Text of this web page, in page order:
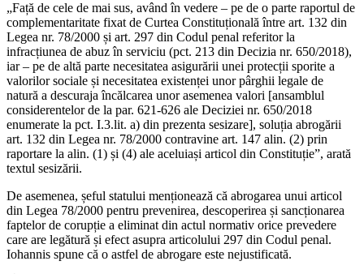
„Față de cele de mai sus, având în vedere – pe de o parte raportul de
complementaritate fixat de Curtea Constituțională între art. 132 din
Legea nr. 78/2000 și art. 297 din Codul penal referitor la
infracțiunea de abuz în serviciu (pct. 213 din Decizia nr. 650/2018),
iar – pe de altă parte necesitatea asigurării unei protecții sporite a
valorilor sociale și necesitatea existenței unor pârghii legale de
natură a descuraja încălcarea unor asemenea valori [ansamblul
considerentelor de la par. 621-626 ale Deciziei nr. 650/2018
enumerate la pct. I.3.lit. a) din prezenta sesizare], soluția abrogării
art. 132 din Legea nr. 78/2000 contravine art. 147 alin. (2) prin
raportare la alin. (1) și (4) ale aceluiași articol din Constituție”, arată
textul sesizării.
De asemenea, șeful statului menționează că abrogarea unui articol
din Legea 78/2000 pentru prevenirea, descoperirea și sancționarea
faptelor de corupție a eliminat din actul normativ orice prevedere
care are legătură și efect asupra articolului 297 din Codul penal.
Iohannis spune că o astfel de abrogare este nejustificată.